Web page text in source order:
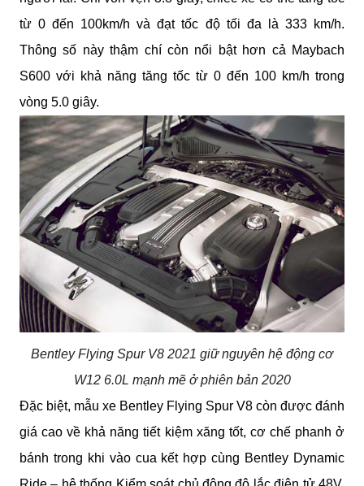
từ 0 đến 100km/h và đạt tốc độ tối đa là 333 km/h.
Thông số này thậm chí còn nổi bật hơn cả Maybach
S600 với khả năng tăng tốc từ 0 đến 100 km/h trong
vòng 5.0 giây.
Bentley Flying Spur V8 2021 giữ nguyên hệ động cơ
W12 6.0L mạnh mẽ ở phiên bản 2020
Đặc biệt, mẫu xe Bentley Flying Spur V8 còn được đánh
giá cao về khả năng tiết kiệm xăng tốt, cơ chế phanh ở
bánh trong khi vào cua kết hợp cùng Bentley Dynamic